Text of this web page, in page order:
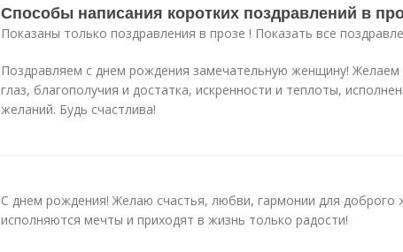
Способы написания коротких поздравлений в
Показаны только поздравления в прозе ! Показать все
Поздравляем с днем рождения замечательную женщину! Желаем
глаз, благополучия и достатка, искренности и теплоты,
желаний. Будь счастлива!
С днем рождения! Желаю счастья, любви, гармонии для доброго
исполняются мечты и приходят в жизнь только радости!